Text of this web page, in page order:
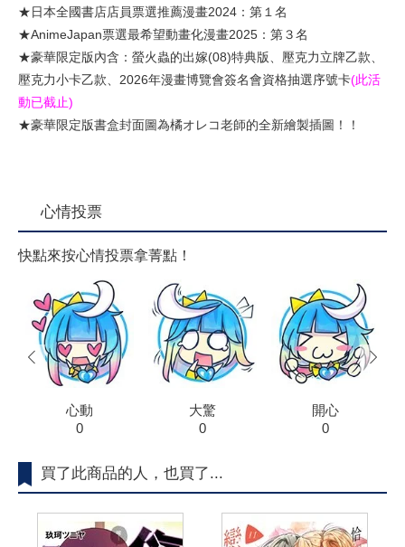
★日本全國書店店員票選推薦漫畫2024：第１名
★AnimeJapan票選最希望動畫化漫畫2025：第３名
★豪華限定版內含：螢火蟲的出嫁(08)特典版、壓克力立牌乙款、
壓克力小卡乙款、2026年漫畫博覽會簽名會資格抽選序號卡(此活
動已截止)
★豪華限定版書盒封面圖為橘オレコ老師的全新繪製插圖！！
心情投票
快點來按心情投票拿菁點！
心動
0
大驚
0
開心
0
prev next
買了此商品的人，也買了...